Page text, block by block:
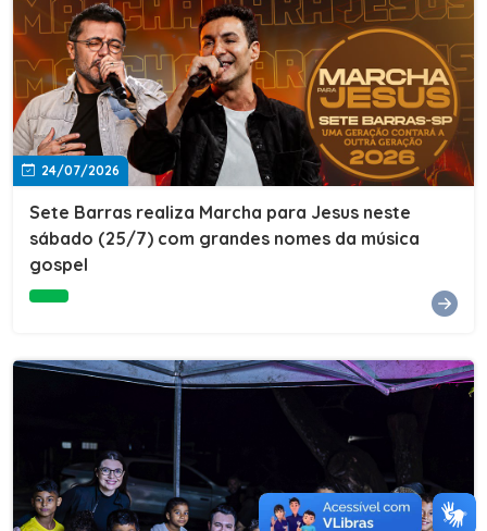
24/07/2026
Sete Barras realiza Marcha para Jesus neste
sábado (25/7) com grandes nomes da música
gospel